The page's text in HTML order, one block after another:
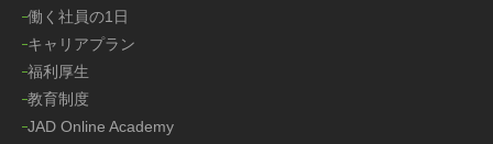
働く社員の1日
キャリアプラン
福利厚生
教育制度
JAD Online Academy